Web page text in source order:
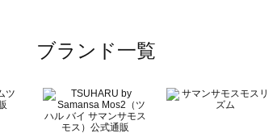
ブランド一覧